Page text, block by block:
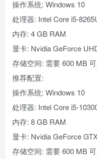
操作系统: Windows 10
处理器: Intel Core i5-
内存: 4 GB RAM
显卡: Nvidia GeForce
存储空间: 需要 600 MB
推荐配置:
操作系统: Windows 10
处理器: Intel Core i5-
内存: 8 GB RAM
显卡: Nvidia GeForce
存储空间: 需要 600 MB